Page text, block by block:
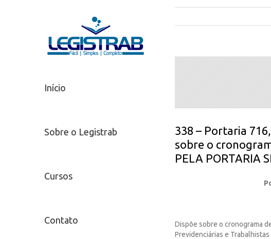
Início
Sobre o Legistrab
Cursos
Contato
338 – Portaria
sobre o
PELA PORTARIA
Dispõe sobre o cronograma
Previdenciárias e Trabalhistas